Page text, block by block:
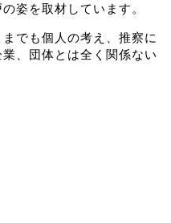
姿を取材しています。
でも個人の考え、推察に
、団体とは全く関係ない